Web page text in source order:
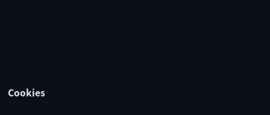
Cookies